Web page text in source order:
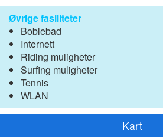
Øvrige fasiliteter
Boblebad
Internett
Riding muligheter
Surfing muligheter
Tennis
WLAN
Kart